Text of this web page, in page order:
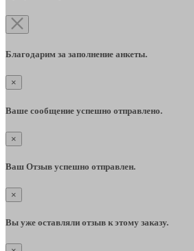
Благодарим за заполнение анкеты.
×
Ваше сообщение успешно отправлено.
×
Ваш Отзыв успешно отправлен.
×
Вы уже оставляли отзыв к этому заказу.